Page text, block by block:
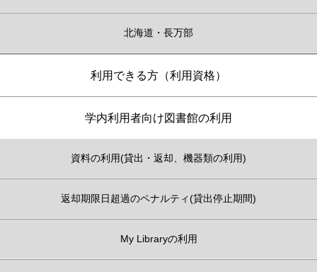
北海道・長万部
利用できる方（利用資格）
学内利用者向け図書館の利用
資料の利用(貸出・返却、機器類の利用)
返却期限日超過のペナルティ(貸出停止期間)
My Libraryの利用